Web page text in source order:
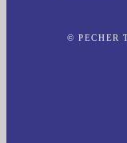
© PECHER